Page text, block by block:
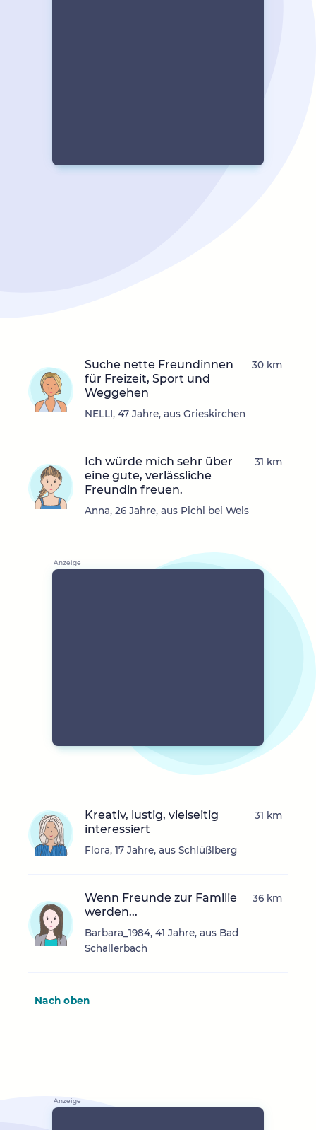
Suche nette Freundinnen
für Freizeit, Sport und
Weggehen
NELLI, 47 Jahre, aus Grieskirchen
30 km
Ich würde mich sehr über
eine gute, verlässliche
Freundin freuen.
Anna, 26 Jahre, aus Pichl bei Wels
31 km
Kreativ, lustig, vielseitig
interessiert
Flora, 17 Jahre, aus Schlüßlberg
31 km
Wenn Freunde zur Familie
werden...
Barbara_1984, 41 Jahre, aus Bad
Schallerbach
36 km
Nach oben